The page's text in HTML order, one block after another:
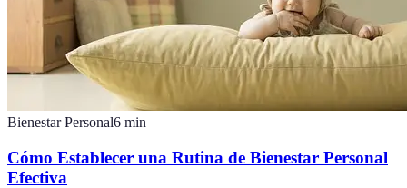
Bienestar Personal6 min
Cómo Establecer una Rutina de Bienestar Personal
Efectiva